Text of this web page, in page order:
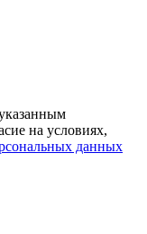
на условиях,
данных